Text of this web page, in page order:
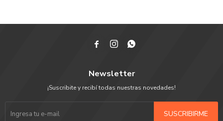
  
Newsletter
¡Suscribite y recibí todas nuestras novedades!
SUSCRIBIRME